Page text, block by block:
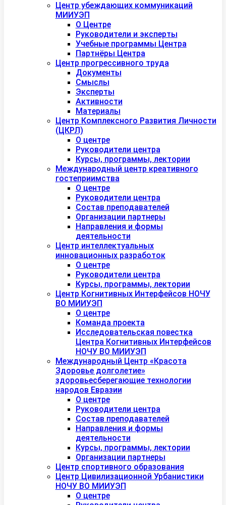
Центр убеждающих коммуникаций
МИИУЭП
О Центре
Руководители и эксперты
Учебные программы Центра
Партнёры Центра
Центр прогрессивного труда
Документы
Смыслы
Эксперты
Активности
Материалы
Центр Комплексного Развития Личности
(ЦКРЛ)
О центре
Руководители центра
Курсы, программы, лектории
Международный центр креативного
гостеприимства
О центре
Руководители центра
Состав преподавателей
Организации партнеры
Направления и формы
деятельности
Центр интеллектуальных
инновационных разработок
О центре
Руководители центра
Курсы, программы, лектории
Центр Когнитивных Интерфейсов НОЧУ
ВО МИИУЭП
О центре
Команда проекта
Исследовательская повестка
Центра Когнитивных Интерфейсов
НОЧУ ВО МИИУЭП
Международный Центр «Красота
Здоровье долголетие»
здоровьесберегающие технологии
народов Евразии
О центре
Руководители центра
Состав преподавателей
Направления и формы
деятельности
Курсы, программы, лектории
Организации партнеры
Центр спортивного образования
Центр Цивилизационной Урбанистики
НОЧУ ВО МИИУЭП
О центре